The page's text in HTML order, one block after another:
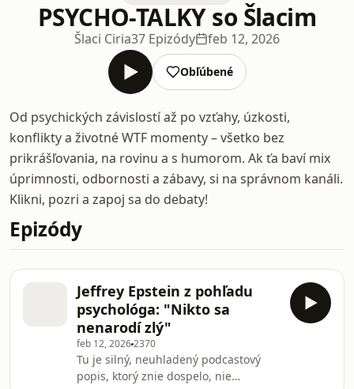
PSYCHO-TALKY so Šlacim
Šlaci Ciria37 Epizódy feb 12, 2026
Obľúbené
Od psychických závislostí až po vzťahy, úzkosti,
konflikty a životné WTF momenty – všetko bez
prikrášľovania, na rovinu a s humorom. Ak ťa baví mix
úprimnosti, odbornosti a zábavy, si na správnom kanáli.
Klikni, pozri a zapoj sa do debaty!
Epizódy
Jeffrey Epstein z pohľadu
psychológa: "Nikto sa
nenarodí zlý"
feb 12, 20262370
Tu je silný, neuhladený podcastový
popis, ktorý znie dospelo, nie